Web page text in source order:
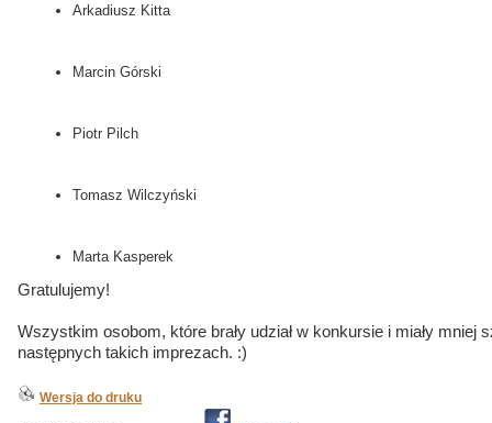
Arkadiusz Kitta
Marcin Górski
Piotr Pilch
Tomasz Wilczyński
Marta Kasperek
Gratulujemy!
Wszystkim osobom, które brały udział w konkursie i miały mniej
następnych takich imprezach. :)
Wersja do druku